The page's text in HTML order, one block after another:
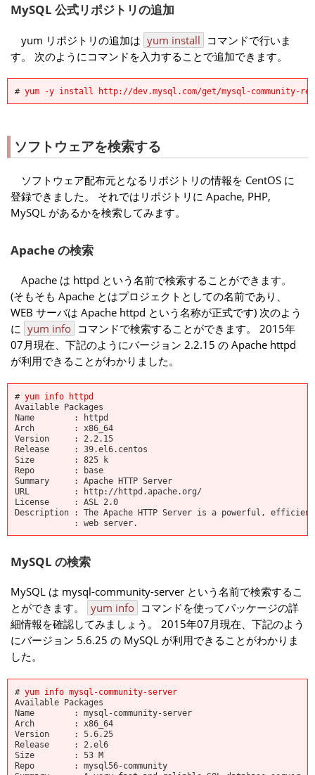
MySQL 公式リポジトリの追加
yum リポジトリの追加は yum install コマンドで行いま
す。 次のようにコマンドを入力することで追加できます。
# yum -y install http://dev.mysql.com/get/mysql-community-
ソフトウェアを検索する
ソフトウェア配布元となるリポジトリの情報を CentOS に
登録できました。 それではリポジトリに Apache, PHP,
MySQL があるかを検索してみます。
Apache の検索
Apache は httpd という名前で検索することができます。
(そもそも Apache とはプロジェクトとしての名前であり、
WEB サーバは Apache httpd という名称が正式です) 次のよう
に yum info コマンドで検索することができます。 2015年
07月現在、下記のようにバージョン 2.2.15 の Apache httpd
が利用できることがわかりました。
# yum info httpd
Available Packages
Name : httpd
Arch : x86_64
Version : 2.2.15
Release : 39.el6.centos
Size : 825 k
Repo : base
Summary : Apache HTTP Server
URL : http://httpd.apache.org/
License : ASL 2.0
Description : The Apache HTTP Server is a powerful,
: web server.
MySQL の検索
MySQL は mysql-community-server という名前で検索するこ
とができます。
yum info コマンドを使ってパッケージの詳
細情報を確認してみましょう。 2015年07月現在、下記のよう
にバージョン 5.6.25 の MySQL が利用できることがわかりま
した。
# yum info mysql-community-server
Available Packages
Name : mysql-community-server
Arch : x86_64
Version : 5.6.25
Release : 2.el6
Size : 53 M
Repo : mysql56-community